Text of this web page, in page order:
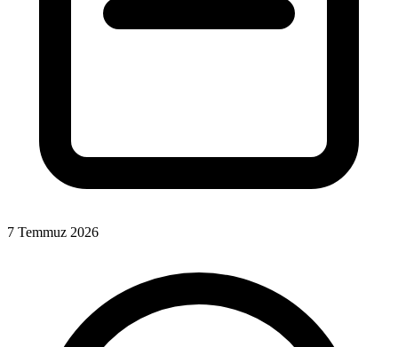
7 Temmuz 2026